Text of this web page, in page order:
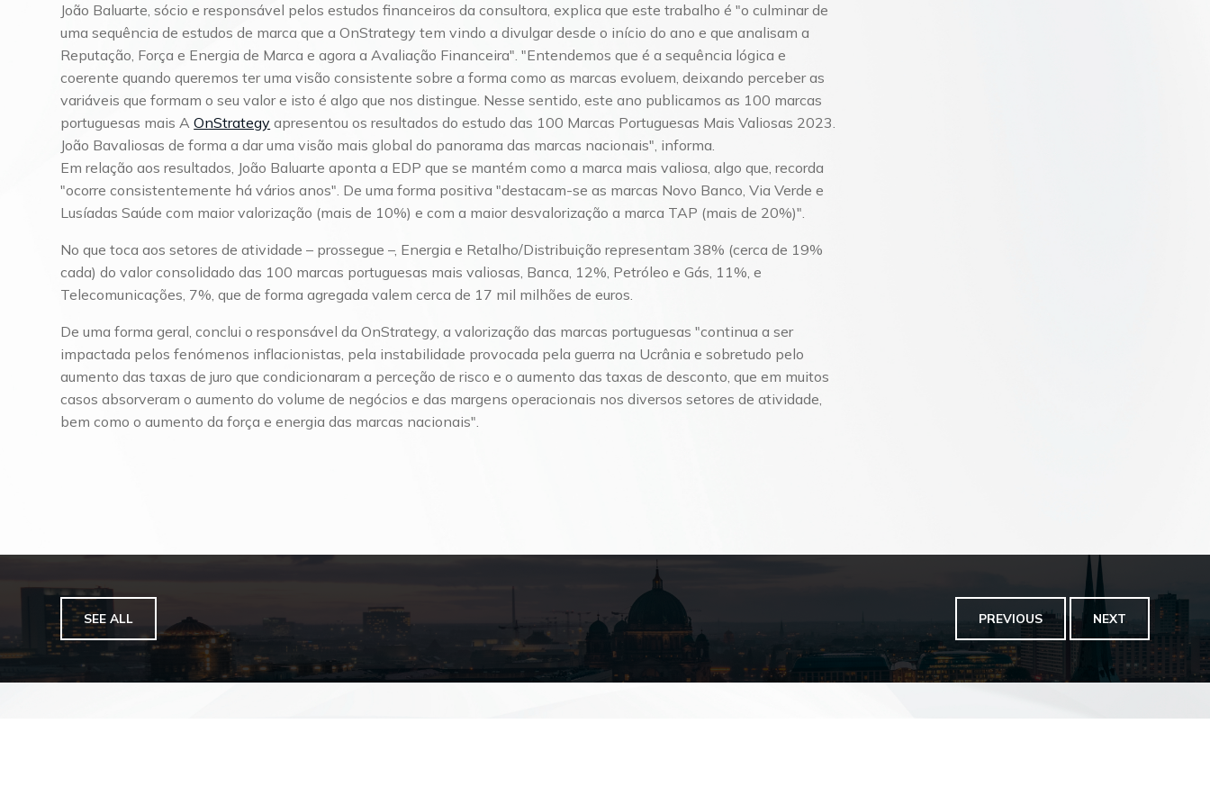
João Baluarte, sócio e responsável pelos estudos financeiros da consultora, explica que este trabalho é "o culminar de
uma sequência de estudos de marca que a OnStrategy tem vindo a divulgar desde o início do ano e que analisam a
Reputação, Força e Energia de Marca e agora a Avaliação Financeira". "Entendemos que é a sequência lógica e
coerente quando queremos ter uma visão consistente sobre a forma como as marcas evoluem, deixando perceber as
variáveis que formam o seu valor e isto é algo que nos distingue. Nesse sentido, este ano publicamos as 100 marcas
portuguesas mais AOnStrategy apresentou os resultados do estudo das 100 Marcas Portuguesas Mais Valiosas 2023.
João Bavaliosas de forma a dar uma visão mais global do panorama das marcas nacionais", informa.
Em relação aos resultados, João Baluarte aponta a EDP que se mantém como a marca mais valiosa, algo que, recorda
"ocorre consistentemente há vários anos". De uma forma positiva "destacam-se as marcas Novo Banco, Via Verde e
Lusíadas Saúde com maior valorização (mais de 10%) e com a maior desvalorização a marca TAP (mais de 20%)".
No que toca aos setores de atividade – prossegue –, Energia e Retalho/Distribuição representam 38% (cerca de 19%
cada) do valor consolidado das 100 marcas portuguesas mais valiosas, Banca, 12%, Petróleo e Gás, 11%, e
Telecomunicações, 7%, que de forma agregada valem cerca de 17 mil milhões de euros.
De uma forma geral, conclui o responsável da OnStrategy, a valorização das marcas portuguesas "continua a ser
impactada pelos fenómenos inflacionistas, pela instabilidade provocada pela guerra na Ucrânia e sobretudo pelo
aumento das taxas de juro que condicionaram a perceção de risco e o aumento das taxas de desconto, que em muitos
casos absorveram o aumento do volume de negócios e das margens operacionais nos diversos setores de atividade,
bem como o aumento da força e energia das marcas nacionais".
SEE ALL PREVIOUS NEXT